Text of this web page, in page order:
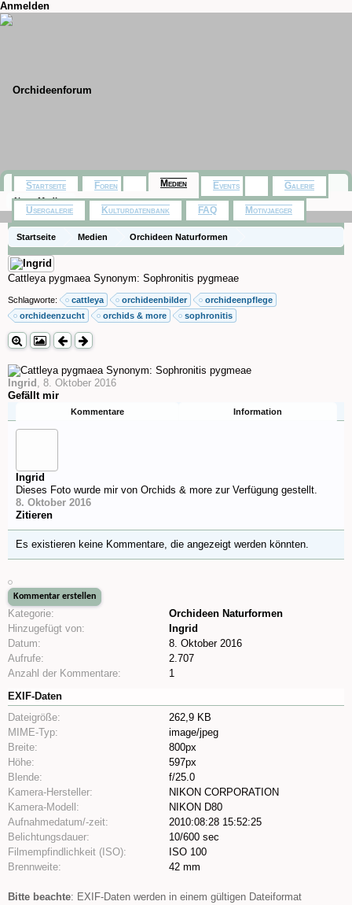
Anmelden
Startseite Medien Orchideen Naturformen
Cattleya pygmaea Synonym: Sophronitis pygmeae
Schlagworte: cattleya orchideenbilder
orchideenpflege
orchideenzucht
orchids & more sophronitis
Ingrid , 8. Oktober 2016
Gefällt mir
Kommentare Information
Ingrid
Dieses Foto wurde mir von Orchids & more zur Verfügung gestellt.
8. Oktober 2016
Zitieren
Es existieren keine Kommentare, die angezeigt werden könnten.
Kategorie:
Orchideen Naturformen
Hinzugefügt von:
Ingrid
Datum:
8. Oktober 2016
Aufrufe:
2.707
Anzahl der Kommentare:
1
EXIF-Daten
Dateigröße:
262,9 KB
MIME-Typ:
image/jpeg
Breite:
800px
Höhe:
597px
Blende:
f/25.0
Kamera-Hersteller:
NIKON CORPORATION
Kamera-Modell:
NIKON D80
Aufnahmedatum/-zeit:
2010:08:28 15:52:25
Belichtungsdauer:
10/600 sec
Filmempfindlichkeit (ISO):
ISO 100
Brennweite:
42 mm
Bitte beachte: EXIF-Daten werden in einem gültigen Dateiformat
Startseite Foren Medien
Neue Medien
Events Galerie
Usergalerie Kulturdatenbank FAQ Motivjaeger